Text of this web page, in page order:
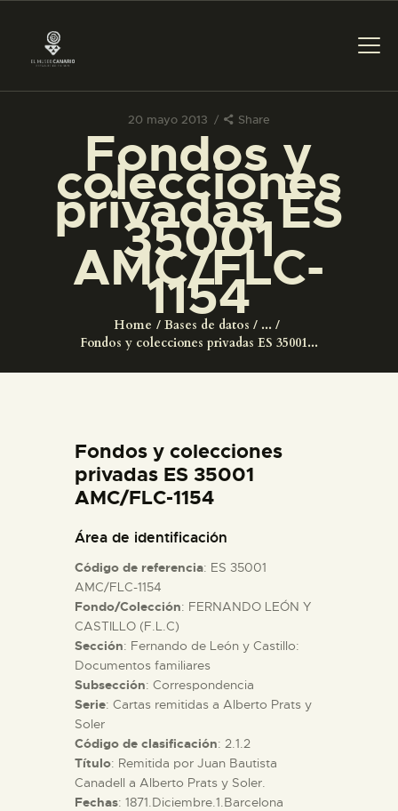
20 mayo 2013 Share
Fondos y
colecciones
privadas ES
35001
AMC/FLC-
1154
Home Bases de datos
...
Fondos y colecciones privadas ES 35001...
PREPARAR LA VISITA
ACTIVIDADES
█
EL MUSEO
ESPAÑOL
ACTIVIDADES
█
EL MUSEO
COLECCIONES
DIDÁCTICA
Fondos y colecciones
privadas ES 35001
AMC/FLC-1154
Área de identificación
Código de referencia: ES 35001
AMC/FLC-1154
Fondo/Colección: FERNANDO LEÓN Y
CASTILLO (F.L.C)
Sección: Fernando de León y Castillo:
Documentos familiares
Subsección: Correspondencia
Serie: Cartas remitidas a Alberto Prats y
Soler
Código de clasificación: 2.1.2
Título: Remitida por Juan Bautista
Canadell a Alberto Prats y Soler.
Fechas: 1871.Diciembre.1.Barcelona